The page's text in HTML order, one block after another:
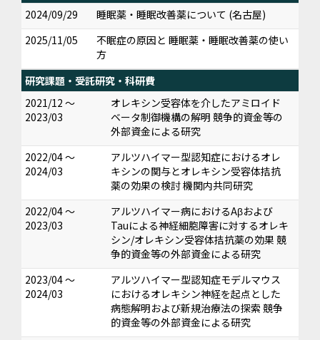
2024/09/29
睡眠薬・睡眠改善薬について (名古屋)
2025/11/05
不眠症の原因と 睡眠薬・睡眠改善薬の使い
方
研究課題・受託研究・科研費
2021/12 ～
2023/03
オレキシン受容体を介したアミロイド
ベータ制御機構の解明 競争的資金等の
外部資金による研究
2022/04 ～
2024/03
アルツハイマー型認知症におけるオレ
キシンの関与とオレキシン受容体拮抗
薬の効果の検討 機関内共同研究
2022/04 ～
2023/03
アルツハイマー病におけるAβおよび
Tauによる神経細胞障害に対するオレキ
シン/オレキシン受容体拮抗薬の効果 競
争的資金等の外部資金による研究
2023/04 ～
2024/03
アルツハイマー型認知症モデルマウス
におけるオレキシン神経を起点とした
病態解明および新規治療法の探索 競争
的資金等の外部資金による研究